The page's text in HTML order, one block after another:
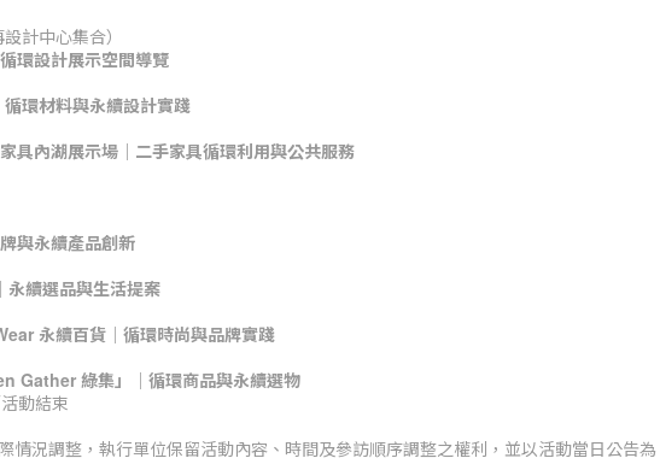
計中心集合）
環設計展示空間導覽
環材料與永續設計實踐
具內湖展示場｜二手家具循環利用與公共服務
與永續產品創新
續選品與生活提案
永續百貨｜循環時尚與品牌實踐
Gather 綠集」｜循環商品與永續選物
動結束
情況調整，執行單位保留活動內容、時間及參訪順序調整之權利，並以活動當日公告為